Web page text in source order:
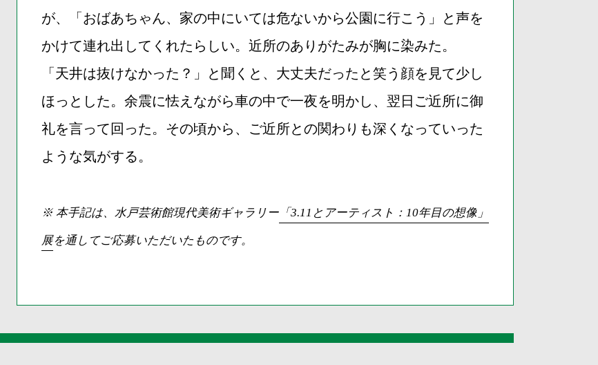
が、「おばあちゃん、家の中にいては危ないから公園に行こう」と声を
かけて連れ出してくれたらしい。近所のありがたみが胸に染みた。
「天井は抜けなかった？」と聞くと、大丈夫だったと笑う顔を見て少し
ほっとした。余震に怯えながら車の中で一夜を明かし、翌日ご近所に御
礼を言って回った。その頃から、ご近所との関わりも深くなっていった
ような気がする。
※ 本手記は、水戸芸術館現代美術ギャラリー 「3.11とアーティスト：10年目の想像」
展を通してご応募いただいたものです。